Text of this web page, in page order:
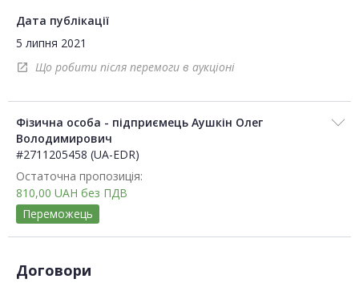
Дата публікації
5 липня 2021
open_in_new Що робити після перемоги в аукціоні
Фізична особа - підприємець Аушкін Олег
Володимирович
#2711205458 (UA-EDR)
Остаточна пропозиція:
810,00 UAH без ПДВ
Переможець
Договори